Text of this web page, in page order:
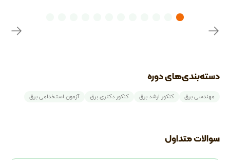
دسته‌بندی‌های دوره
مهندسی برق کنکور ارشد برق کنکور دکتری برق آزمون استخدامی برق
سوالات متداول